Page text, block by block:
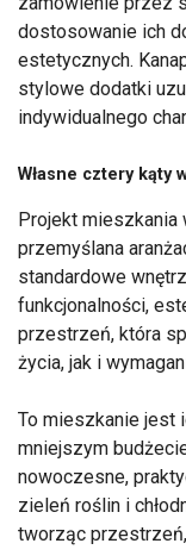
dostosowanie ich
estetycznych.
stylowe dodatki
indywidualnego
Własne cztery kąty
Projekt mieszkania
przemyślana
standardowe
funkcjonalności,
przestrzeń, która
życia, jak i
To mieszkanie jest
mniejszym
nowoczesne,
zieleń roślin i
tworząc